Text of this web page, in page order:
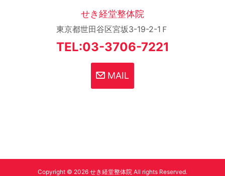
せき経堂整体院
東京都世田谷区宮坂3-19-2-1Ｆ
TEL:03-3706-7221
MAIL
Copyright © 2026 せき経堂整体院 All rights Reserved.